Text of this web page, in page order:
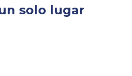
solo lugar